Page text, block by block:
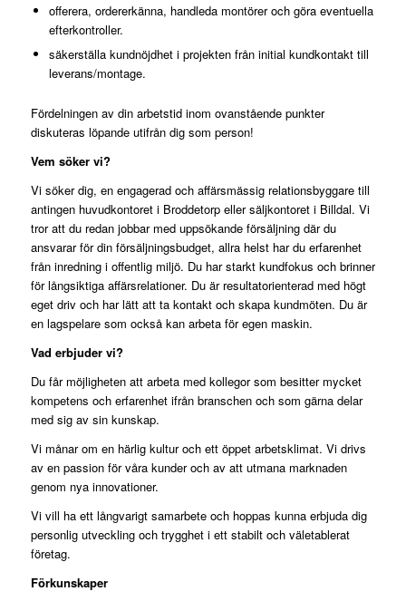
offerera, ordererkänna, handleda montörer och göra eventuella
efterkontroller.
säkerställa kundnöjdhet i projekten från initial kundkontakt till
leverans/montage.
Fördelningen av din arbetstid inom ovanstående punkter
diskuteras löpande utifrån dig som person!
Vem söker vi?
Vi söker dig, en engagerad och affärsmässig relationsbyggare till
antingen huvudkontoret i Broddetorp eller säljkontoret i Billdal. Vi
tror att du redan jobbar med uppsökande försäljning där du
ansvarar för din försäljningsbudget, allra helst har du erfarenhet
från inredning i offentlig miljö. Du har starkt kundfokus och brinner
för långsiktiga affärsrelationer. Du är resultatorienterad med högt
eget driv och har lätt att ta kontakt och skapa kundmöten. Du är
en lagspelare som också kan arbeta för egen maskin.
Vad erbjuder vi?
Du får möjligheten att arbeta med kollegor som besitter mycket
kompetens och erfarenhet ifrån branschen och som gärna delar
med sig av sin kunskap.
Vi månar om en härlig kultur och ett öppet arbetsklimat. Vi drivs
av en passion för våra kunder och av att utmana marknaden
genom nya innovationer.
Vi vill ha ett långvarigt samarbete och hoppas kunna erbjuda dig
personlig utveckling och trygghet i ett stabilt och väletablerat
företag.
Förkunskaper